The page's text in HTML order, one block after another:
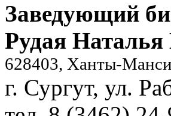
Заведующий
Рудая
628403, Ханты-
г. Сургут, ул.